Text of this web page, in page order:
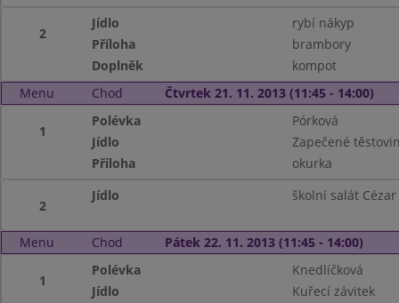
2
Jídlo
rybí nákyp
Příloha
brambory
Doplněk
kompot
Menu
Chod Čtvrtek 21. 11. 2013 (11:45 - 14:00)
1
Polévka
Pórková
Jídlo
Zapečené
Příloha
okurka
2
Jídlo školní salát Cézar
Menu Chod Pátek 22. 11. 2013 (11:45 - 14:00)
1
Polévka
Knedlíčková
Jídlo
Kuřecí závitek